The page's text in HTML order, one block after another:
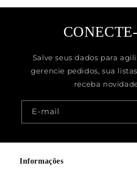
Salve seus dados para
gerencie pedidos, sua
receba
E-mail
Informações